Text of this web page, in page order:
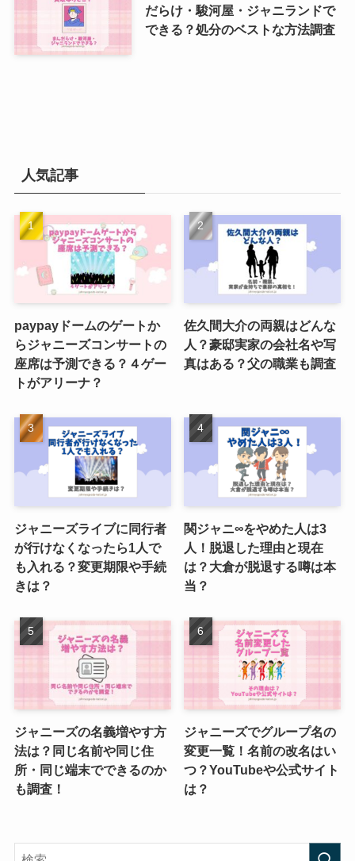
だらけ・駿河屋・ジャニランドで
できる？処分のベストな方法調査
人気記事
paypayドームのゲートか
らジャニーズコンサートの
座席は予測できる？４ゲー
トがアリーナ？
佐久間大介の両親はどんな
人？豪邸実家の会社名や写
真はある？父の職業も調査
ジャニーズライブに同行者
が行けなくなったら1人で
も入れる？変更期限や手続
きは？
関ジャニ∞をやめた人は3
人！脱退した理由と現在
は？大倉が脱退する噂は本
当？
ジャニーズの名義増やす方
法は？同じ名前や同じ住
所・同じ端末でできるのか
も調査！
ジャニーズでグループ名の
変更一覧！名前の改名はい
つ？YouTubeや公式サイト
は？